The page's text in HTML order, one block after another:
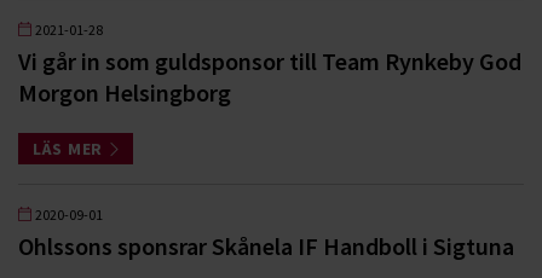
2021-01-28
Vi går in som guldsponsor till Team Rynkeby God
Morgon Helsingborg
LÄS MER
2020-09-01
Ohlssons sponsrar Skånela IF Handboll i Sigtuna